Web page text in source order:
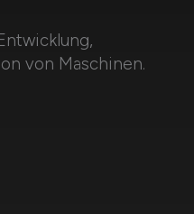
von Maschinen.